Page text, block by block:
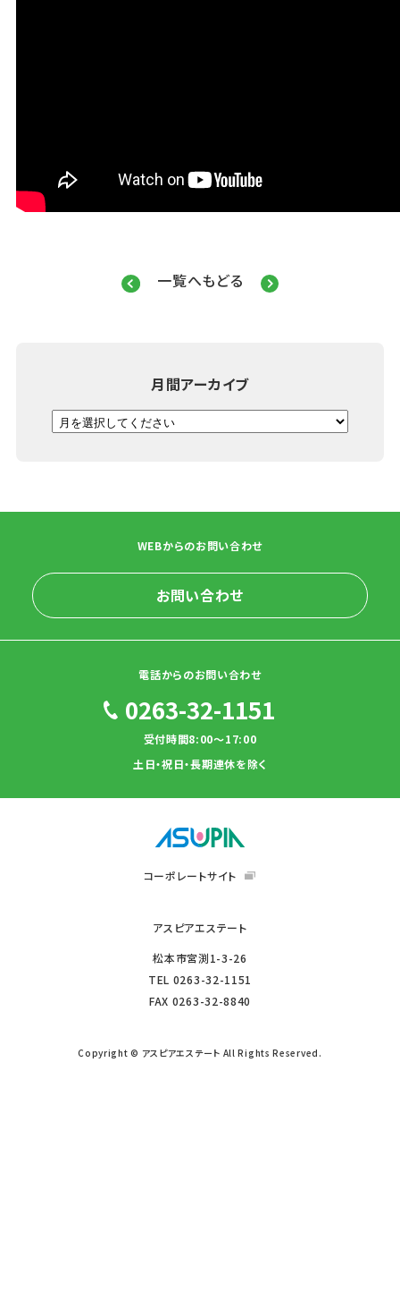
一覧へもどる
月間アーカイブ
WEBからのお問い合わせ
お問い合わせ
電話からのお問い合わせ
0263-32-1151
受付時間8:00～17:00
土日・祝日・長期連休を除く
コーポレートサイト
アスピアエステート
松本市宮渕1-3-26
TEL 0263-32-1151
FAX 0263-32-8840
Copyright © アスピアエステート All Rights Reserved.